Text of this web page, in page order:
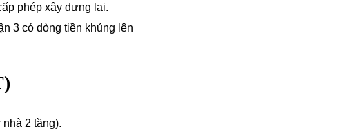
phép xây dựng lại.
3 có dòng tiền khủng lên
nhà 2 tầng).